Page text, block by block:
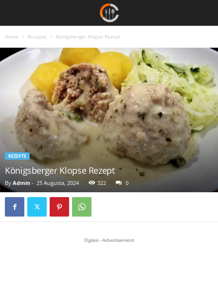
Home Rezepte Königsberger Klopse Rezept
REZEPTE
Königsberger Klopse Rezept
By Admin - 25 Augusta, 2024 322 0
Oglasi - Advertisement